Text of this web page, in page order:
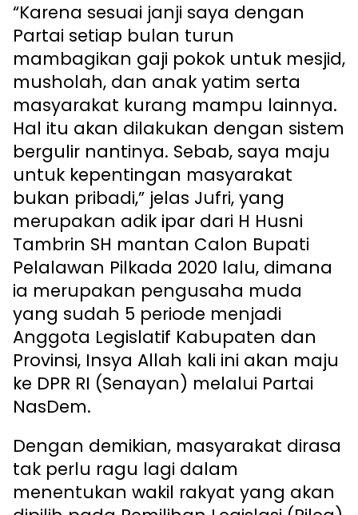
“Karena sesuai janji saya dengan
Partai setiap bulan turun
mambagikan gaji pokok untuk mesjid,
musholah, dan anak yatim serta
masyarakat kurang mampu lainnya.
Hal itu akan dilakukan dengan sistem
bergulir nantinya. Sebab, saya maju
untuk kepentingan masyarakat
bukan pribadi,” jelas Jufri, yang
merupakan adik ipar dari H Husni
Tambrin SH mantan Calon Bupati
Pelalawan Pilkada 2020 lalu, dimana
ia merupakan pengusaha muda
yang sudah 5 periode menjadi
Anggota Legislatif Kabupaten dan
Provinsi, Insya Allah kali ini akan maju
ke DPR RI (Senayan) melalui Partai
NasDem.
Dengan demikian, masyarakat dirasa
tak perlu ragu lagi dalam
menentukan wakil rakyat yang akan